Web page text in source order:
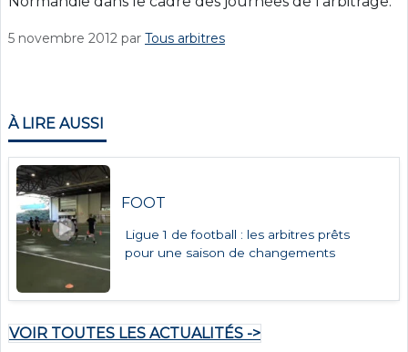
5 novembre 2012 par Tous arbitres
À LIRE AUSSI
FOOT
Ligue 1 de football : les arbitres prêts
pour une saison de changements
VOIR TOUTES LES ACTUALITÉS ->